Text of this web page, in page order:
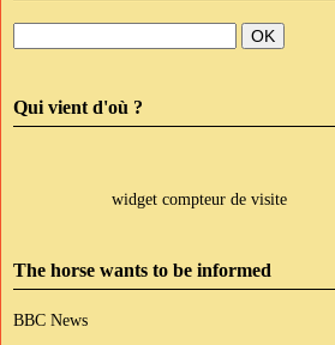
Qui vient d'où ?
widget compteur de visite
The horse wants to be informed
BBC News